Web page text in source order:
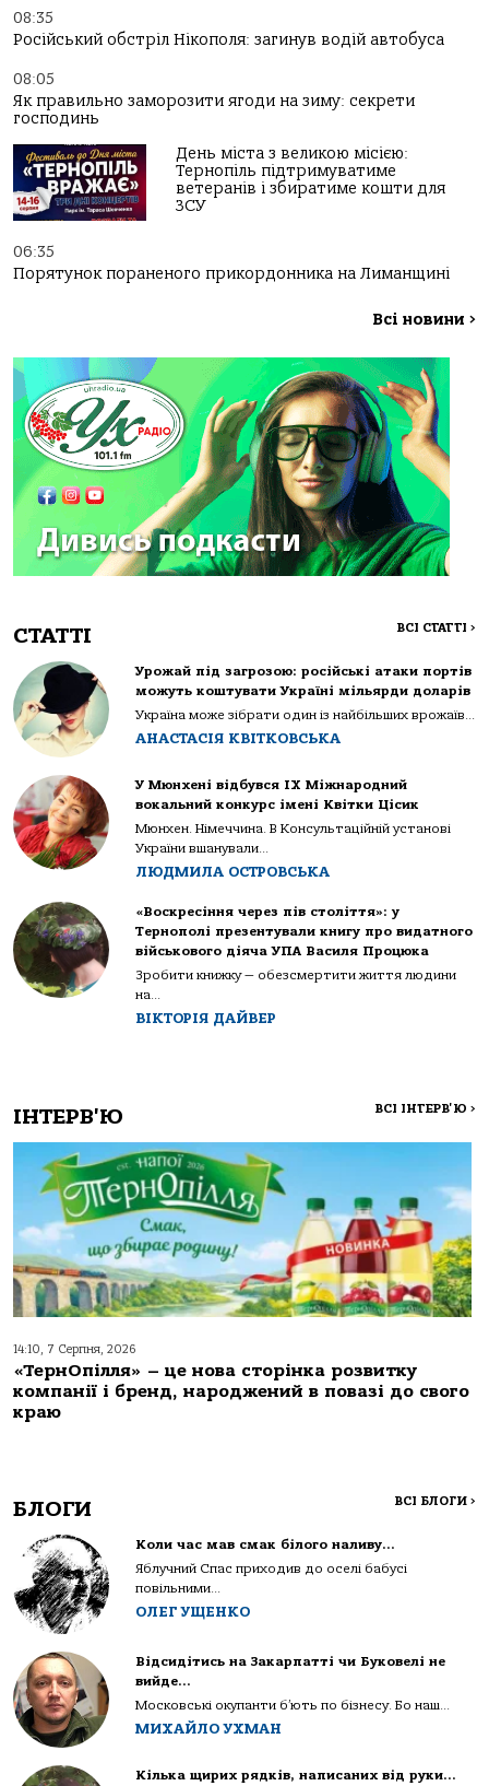
08:35
Російський обстріл Нікополя: загинув водій автобуса
08:05
Як правильно заморозити ягоди на зиму: секрети
господинь
День міста з великою місією:
Тернопіль підтримуватиме
ветеранів і збиратиме кошти для
ЗСУ
06:35
Порятунок пораненого прикордонника на Лиманщині
Всі новини >
СТАТТІ ВСІ СТАТТІ >
Урожай під загрозою: російські атаки портів
можуть коштувати Україні мільярди доларів
Україна може зібрати один із найбільших врожаїв...
АНАСТАСІЯ КВІТКОВСЬКА
У Мюнхені відбувся IX Міжнародний
вокальний конкурс імені Квітки Цісик
Мюнхен. Німеччина. В Консультаційній установі
України вшанували...
ЛЮДМИЛА ОСТРОВСЬКА
«Воскресіння через пів століття»: у
Тернополі презентували книгу про видатного
військового діяча УПА Василя Процюка
Зробити книжку — обезсмертити життя людини
на...
ВІКТОРІЯ ДАЙВЕР
ІНТЕРВ'Ю ВСІ ІНТЕРВ'Ю >
14:10, 7 Серпня, 2026
«ТернОпілля» – це нова сторінка розвитку
компанії і бренд, народжений в повазі до свого
краю
БЛОГИ ВСІ БЛОГИ >
Коли час мав смак білого наливу…
Яблучний Спас приходив до оселі бабусі
повільними...
ОЛЕГ УЩЕНКО
Відсидітись на Закарпатті чи Буковелі не
вийде…
Московські окупанти б’ють по бізнесу. Бо наш...
МИХАЙЛО УХМАН
Кілька щирих рядків, написаних від руки…